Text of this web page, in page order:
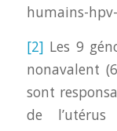
humains-
[2] Les 9
nonavalent
sont
de